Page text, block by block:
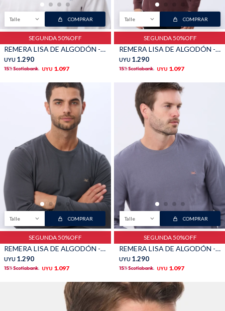
Talle COMPRAR
SEGUNDA 50%OFF
REMERA LISA DE ALGODÓN - Blanco
UYU 1.290
UYU 1.097
Talle COMPRAR
SEGUNDA 50%OFF
REMERA LISA DE ALGODÓN - Bordo
UYU 1.290
UYU 1.097
Talle COMPRAR
SEGUNDA 50%OFF
REMERA LISA DE ALGODÓN - Gris Oscuro
UYU 1.290
UYU 1.097
Talle COMPRAR
SEGUNDA 50%OFF
REMERA LISA DE ALGODÓN - Indigo
UYU 1.290
UYU 1.097